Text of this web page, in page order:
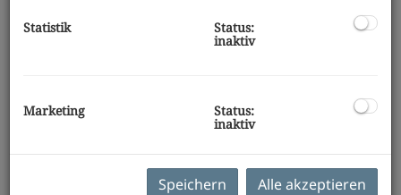
öffentliche Verkehrsmittel sowie zahlreiche Freizeit-
und Erholungsmöglichkeiten befinden sich in
Zimmer-Grundrisse mit Wohnflächen von ca.
50 m²
bis 87 m².
Jede Wohnung verfügt über einen
Kellerabteilsowie ein
Tiefgaragenstellplatzzugeordnet.
Statistik Status:
inaktiv
Marketing Status:
inaktiv
Speichern Alle akzeptieren